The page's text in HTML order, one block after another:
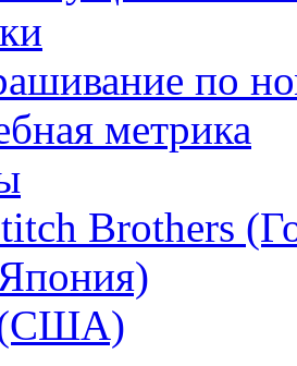
по
метрика
Brothers
(США)